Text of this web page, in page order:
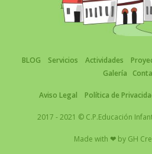
BLOG Servicios Actividades
Galería
Aviso Legal Política de
2017 - 2021 © C.P.Educación
Made with ❤ by GH